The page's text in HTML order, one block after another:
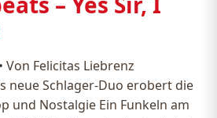
• Von Felicitas Liebrenz
neue Schlager-Duo erobert die
und Nostalgie Ein Funkeln am